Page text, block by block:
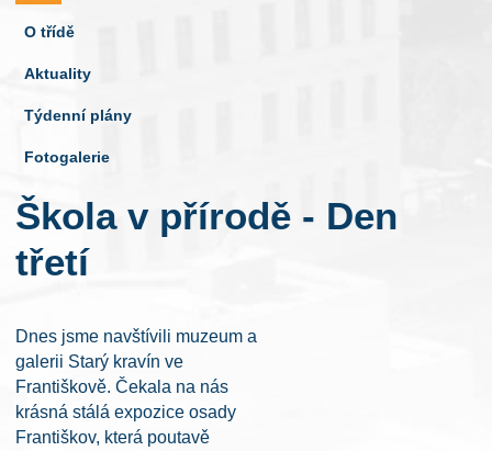
O třídě
Aktuality
Týdenní plány
Fotogalerie
Škola v přírodě - Den
třetí
Dnes jsme navštívili muzeum a
galerii Starý kravín ve
Františkově. Čekala na nás
krásná stálá expozice osady
Františkov, která poutavě